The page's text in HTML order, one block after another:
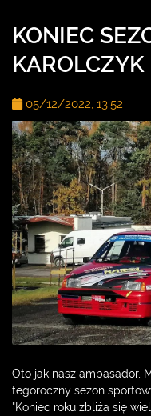
KONIEC
05/12/2022, 13:52
Oto jak nasz ambasador,
tegoroczny sezon
"Koniec roku zbliża się